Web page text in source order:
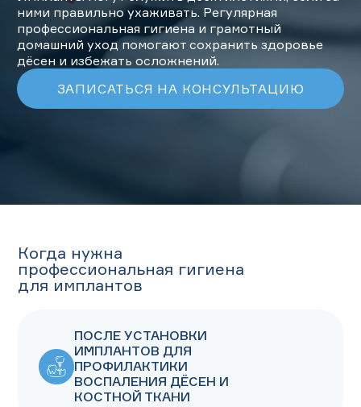
ЗАПИСАТЬСЯ НА ПРИЕМ
+7 (495) 132-31-03
ними правильно ухаживать. Регулярная
профессиональная гигиена и грамотный
домашний уход помогают сохранить здоровье
дёсен и избежать осложнений.
ЗАПИСАТЬСЯ НА КОНСУЛЬТАЦИЮ
Когда нужна
профессиональная гигиена
для имплантов
ПОСЛЕ УСТАНОВКИ
ИМПЛАНТОВ ДЛЯ
ПРОФИЛАКТИКИ
ВОСПАЛЕНИЯ ДЁСЕН И
КОСТНОЙ ТКАНИ